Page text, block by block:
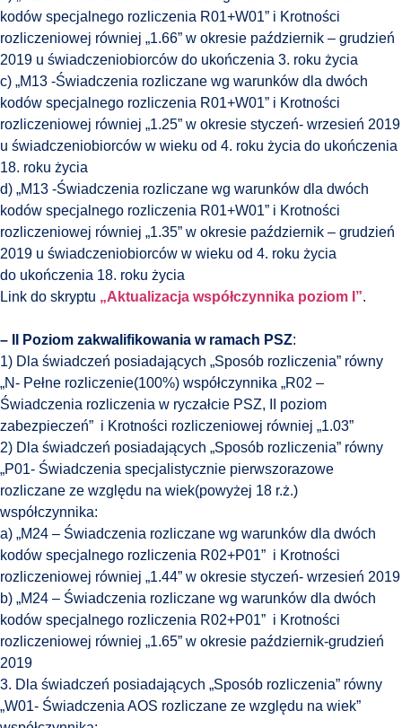
kodów specjalnego rozliczenia R01+W01” i Krotności
rozliczeniowej równiej „1.66” w okresie październik – grudzień
2019 u świadczeniobiorców do ukończenia 3. roku życia
c) „M13 -Świadczenia rozliczane wg warunków dla dwóch
kodów specjalnego rozliczenia R01+W01” i Krotności
rozliczeniowej równiej „1.25” w okresie styczeń- wrzesień 2019
u świadczeniobiorców w wieku od 4. roku życia do ukończenia
18. roku życia
d) „M13 -Świadczenia rozliczane wg warunków dla dwóch
kodów specjalnego rozliczenia R01+W01” i Krotności
rozliczeniowej równiej „1.35” w okresie październik – grudzień
2019 u świadczeniobiorców w wieku od 4. roku życia
do ukończenia 18. roku życia
Link do skryptu „Aktualizacja współczynnika poziom I”.
– II Poziom zakwalifikowania w ramach PSZ:
1) Dla świadczeń posiadających „Sposób rozliczenia” równy
„N- Pełne rozliczenie(100%) współczynnika „R02 –
Świadczenia rozliczenia w ryczałcie PSZ, II poziom
zabezpieczeń” i Krotności rozliczeniowej równiej „1.03”
2) Dla świadczeń posiadających „Sposób rozliczenia” równy
„P01- Świadczenia specjalistycznie pierwszorazowe
rozliczane ze względu na wiek(powyżej 18 r.ż.)
współczynnika:
a) „M24 – Świadczenia rozliczane wg warunków dla dwóch
kodów specjalnego rozliczenia R02+P01” i Krotności
rozliczeniowej równiej „1.44” w okresie styczeń- wrzesień 2019
b) „M24 – Świadczenia rozliczane wg warunków dla dwóch
kodów specjalnego rozliczenia R02+P01” i Krotności
rozliczeniowej równiej „1.65” w okresie październik-grudzień
2019
3. Dla świadczeń posiadających „Sposób rozliczenia” równy
„W01- Świadczenia AOS rozliczane ze względu na wiek”